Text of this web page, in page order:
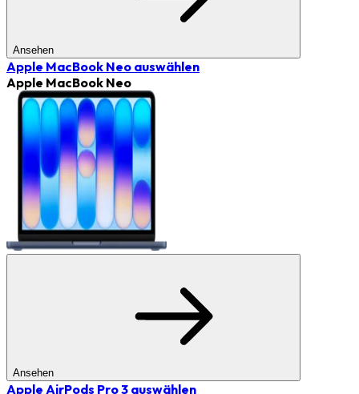
Ansehen
Apple MacBook Neo auswählen
Apple MacBook Neo
Ansehen
Apple AirPods Pro 3 auswählen